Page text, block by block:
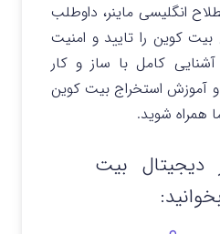
انگلیسی ماینر، داوطلب
کوین را تایید و امنیت
کامل با ساز و کار
آموزش استخراج بیت کوین
همراه شوید.
دیجیتال بیت